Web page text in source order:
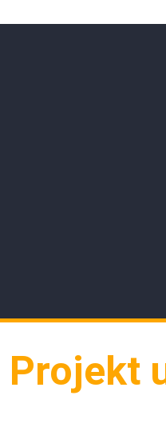
Projekt